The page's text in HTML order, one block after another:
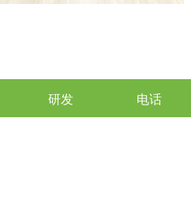
研发 电话